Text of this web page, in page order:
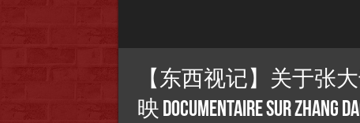
【东西视记】关于张
映 Documentaire sur Zhang